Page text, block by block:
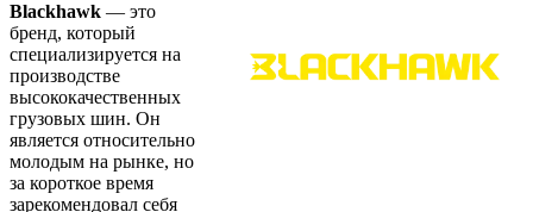
Blackhawk — это
бренд, который
специализируется на
производстве
высококачественных
грузовых шин. Он
является относительно
молодым на рынке, но
за короткое время
зарекомендовал себя